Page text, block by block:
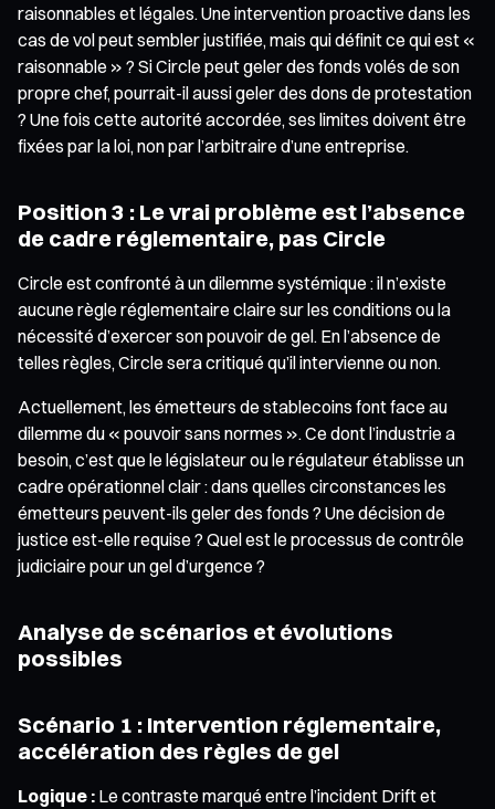
raisonnables et légales. Une intervention proactive dans les
cas de vol peut sembler justifiée, mais qui définit ce qui est «
raisonnable » ? Si Circle peut geler des fonds volés de son
propre chef, pourrait-il aussi geler des dons de protestation
? Une fois cette autorité accordée, ses limites doivent être
fixées par la loi, non par l’arbitraire d’une entreprise.
Position 3 : Le vrai problème est l’absence
de cadre réglementaire, pas Circle
Circle est confronté à un dilemme systémique : il n’existe
aucune règle réglementaire claire sur les conditions ou la
nécessité d’exercer son pouvoir de gel. En l’absence de
telles règles, Circle sera critiqué qu’il intervienne ou non.
Actuellement, les émetteurs de stablecoins font face au
dilemme du « pouvoir sans normes ». Ce dont l’industrie a
besoin, c’est que le législateur ou le régulateur établisse un
cadre opérationnel clair : dans quelles circonstances les
émetteurs peuvent-ils geler des fonds ? Une décision de
justice est-elle requise ? Quel est le processus de contrôle
judiciaire pour un gel d’urgence ?
Analyse de scénarios et évolutions
possibles
Scénario 1 : Intervention réglementaire,
accélération des règles de gel
Logique : Le contraste marqué entre l’incident Drift et